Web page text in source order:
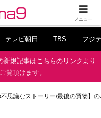
テレビ朝日 TBS フジ
規記事はこちらのリンクより
覧頂けます。
不思議なストーリー/最後の買物】
メニュー